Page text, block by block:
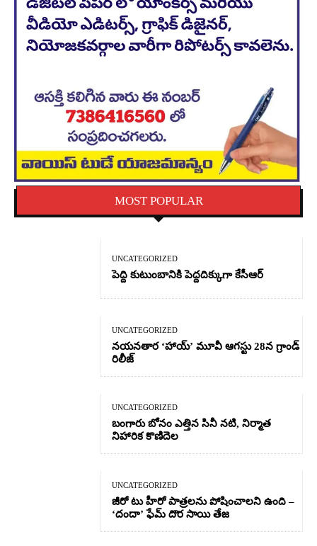
MOST POPULAR
UNCATEGORIZED
పెద్ది కుటుంబానికి పెద్దదిక్కుగా కేసీఆర్
UNCATEGORIZED
నయనతార ‘హాయ్’ మూవీ ఆగస్టు 28న గ్రాండ్
రిలీజ్
UNCATEGORIZED
బంగారు బోనం ఎత్తిన సినీ నటి, నిర్మాత
నిహారిక కొణిదెల
UNCATEGORIZED
జీరో టు హీరో పాత్రలను పోషించాలని ఉంది –
‘దందా’ ఫేమ్ దొర సాయి తేజ